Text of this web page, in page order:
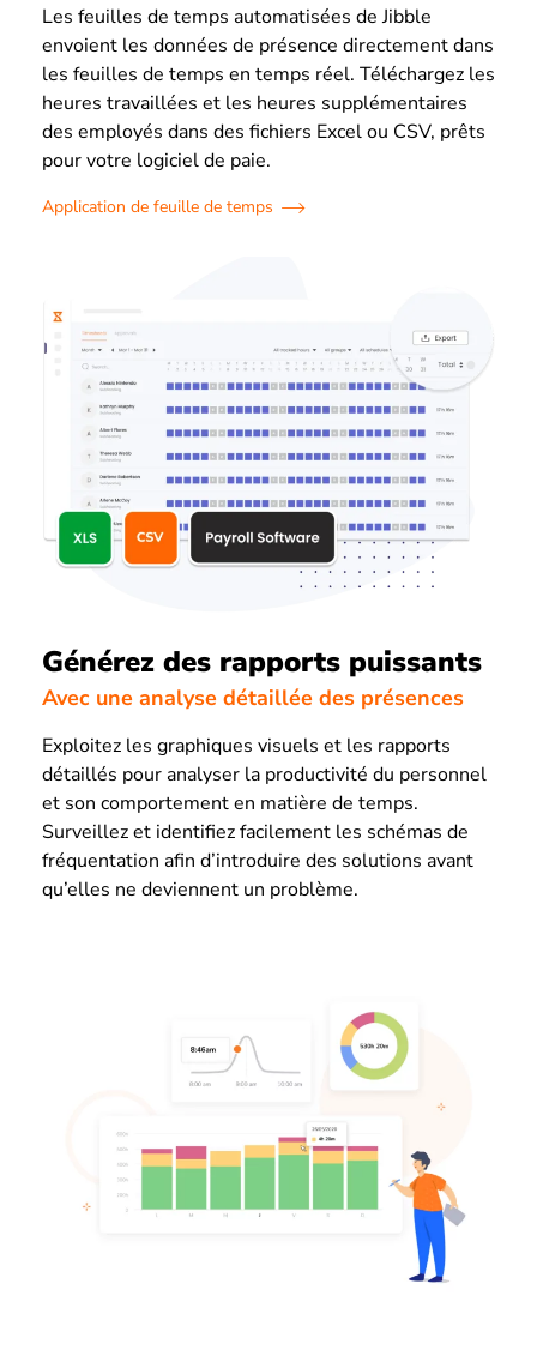
Les feuilles de temps automatisées de Jibble
envoient les données de présence directement dans
les feuilles de temps en temps réel. Téléchargez les
heures travaillées et les heures supplémentaires
des employés dans des fichiers Excel ou CSV, prêts
pour votre logiciel de paie.
Application de feuille de temps
Générez des rapports puissants
Avec une analyse détaillée des présences
Exploitez les graphiques visuels et les rapports
détaillés pour analyser la productivité du personnel
et son comportement en matière de temps.
Surveillez et identifiez facilement les schémas de
fréquentation afin d’introduire des solutions avant
qu’elles ne deviennent un problème.